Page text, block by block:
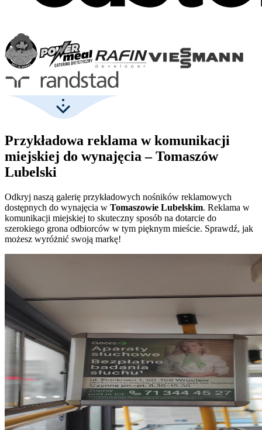
Przykładowa reklama w komunikacji
miejskiej do wynajęcia – Tomaszów
Lubelski
Odkryj naszą galerię przykładowych nośników reklamowych
dostępnych do wynajęcia w Tomaszowie Lubelskim. Reklama w
komunikacji miejskiej to skuteczny sposób na dotarcie do
szerokiego grona odbiorców w tym pięknym mieście. Sprawdź, jak
możesz wyróżnić swoją markę!